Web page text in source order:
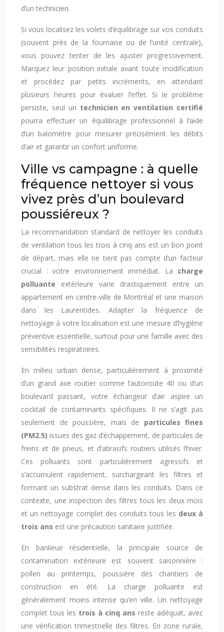
d’un technicien.
Si vous localisez les volets d’équilibrage sur vos conduits
(souvent près de la fournaise ou de l’unité centrale),
vous pouvez tenter de les ajuster progressivement.
Marquez leur position initiale avant toute modification
et procédez par petits incréments, en attendant
plusieurs heures pour évaluer l’effet. Si le problème
persiste, seul un technicien en ventilation certifié
pourra effectuer un équilibrage professionnel à l’aide
d’un balomètre pour mesurer précisément les débits
d’air et garantir un confort uniforme.
Ville vs campagne : à quelle
fréquence nettoyer si vous
vivez près d’un boulevard
poussiéreux ?
La recommandation standard de nettoyer les conduits
de ventilation tous les trois à cinq ans est un bon point
de départ, mais elle ne tient pas compte d’un facteur
crucial : votre environnement immédiat. La charge
polluante extérieure varie drastiquement entre un
appartement en centre-ville de Montréal et une maison
dans les Laurentides. Adapter la fréquence de
nettoyage à votre localisation est une mesure d’hygiène
préventive essentielle, surtout pour une famille avec des
sensibilités respiratoires.
En milieu urbain dense, particulièrement à proximité
d’un grand axe routier comme l’autoroute 40 ou d’un
boulevard passant, votre échangeur d’air aspire un
cocktail de contaminants spécifiques. Il ne s’agit pas
seulement de poussière, mais de particules fines
(PM2.5) issues des gaz d’échappement, de particules de
freins et de pneus, et d’abrasifs routiers utilisés l’hiver.
Ces polluants sont particulièrement agressifs et
s’accumulent rapidement, surchargeant les filtres et
formant un substrat dense dans les conduits. Dans ce
contexte, une inspection des filtres tous les deux mois
et un nettoyage complet des conduits tous les deux à
trois ans est une précaution sanitaire justifiée.
En banlieue résidentielle, la principale source de
contamination extérieure est souvent saisonnière :
pollen au printemps, poussière des chantiers de
construction en été. La charge polluante est
généralement moins intense qu’en ville. Un nettoyage
complet tous les trois à cinq ans reste adéquat, avec
une vérification trimestrielle des filtres. En zone rurale,